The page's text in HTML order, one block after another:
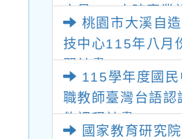
人員180小時專業
程」
桃園市大溪自
技中心115年八月
習計畫
115學年度國民
職教師臺灣台語認
能課程計畫
國家教育研究
讀素養的
交